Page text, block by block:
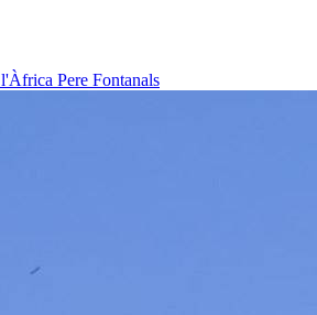
l'Àfrica Pere Fontanals